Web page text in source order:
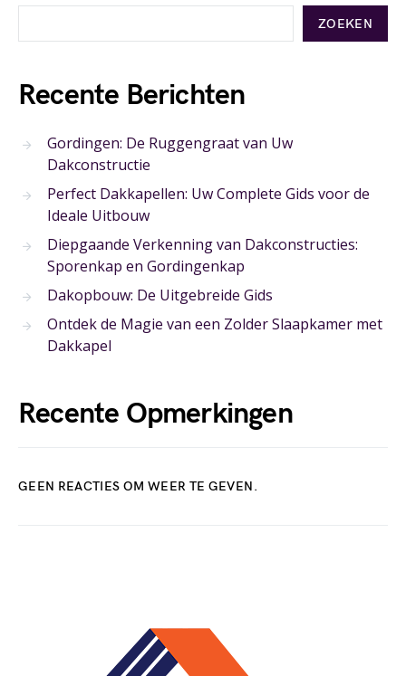
ZOEKEN
Recente Berichten
Gordingen: De Ruggengraat van Uw
Dakconstructie
Perfect Dakkapellen: Uw Complete Gids voor de
Ideale Uitbouw
Diepgaande Verkenning van Dakconstructies:
Sporenkap en Gordingenkap
Dakopbouw: De Uitgebreide Gids
Ontdek de Magie van een Zolder Slaapkamer met
Dakkapel
Recente Opmerkingen
GEEN REACTIES OM WEER TE GEVEN.